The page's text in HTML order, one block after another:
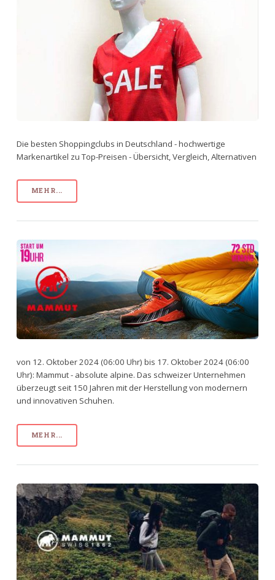
Die besten Shoppingclubs in Deutschland - hochwertige
Markenartikel zu Top-Preisen - Übersicht, Vergleich, Alternativen
MEHR...
von 12. Oktober 2024 (06:00 Uhr) bis 17. Oktober 2024 (06:00
Uhr): Mammut - absolute alpine. Das schweizer Unternehmen
überzeugt seit 150 Jahren mit der Herstellung von modernern
und innovativen Schuhen.
MEHR...